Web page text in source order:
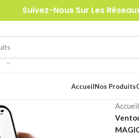
Suivez-Nous Sur Les
AccueilNos Produits
Accueil